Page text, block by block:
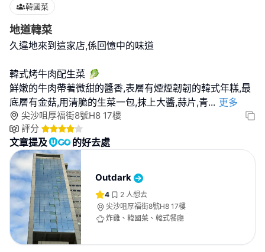
韓國菜
地道韓菜
久違地來到這家店,係回憶中的味道
韓式烤牛肉配生菜 🥬
鮮嫩的牛肉帶著微甜的醬香,表層有煙煙韌韌的韓式年糕,最
底層有金菇,用清脆的生菜一包,抹上大醬,蒜片,青... 更多
尖沙咀厚福街8號H8 17樓
評分
文章提及 的好去處
Outdark
4 2 人想去
尖沙咀厚福街8號H8 17樓
炸雞、韓國菜、韓式餐廳